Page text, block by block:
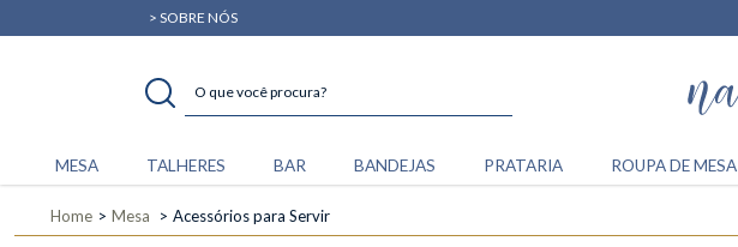
> SOBRE NÓS
MESA TALHERES BAR BANDEJAS PRATARIA ROUPA DE MESA
Home Mesa Acessórios para Servir